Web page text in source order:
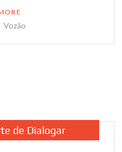
Vozão
de Dialogar